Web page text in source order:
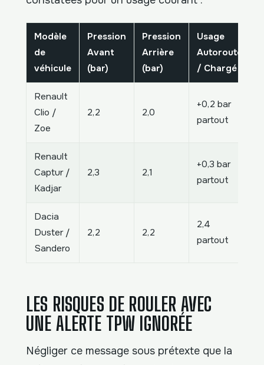
Modèle
de
véhicule
Pression
Avant
(bar)
Pression
Arrière
(bar)
Usage
Autoroute
/ Chargé
Renault
Clio /
Zoe
2,2 2,0
+0,2 bar
partout
Renault
Captur /
Kadjar
2,3 2,1
+0,3 bar
partout
Dacia
Duster /
Sandero
2,2 2,2
2,4
partout
LES RISQUES DE ROULER AVEC
UNE ALERTE TPW IGNORÉE
Négliger ce message sous prétexte que la